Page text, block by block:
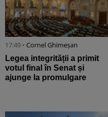
17:49 • Cornel Ghimeșan
Legea integrității a primit
votul final în Senat și
ajunge la promulgare